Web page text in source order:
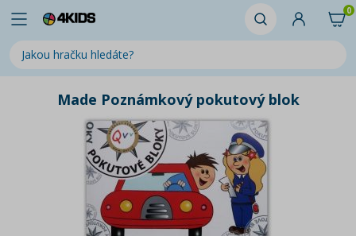
0
Made Poznámkový pokutový blok